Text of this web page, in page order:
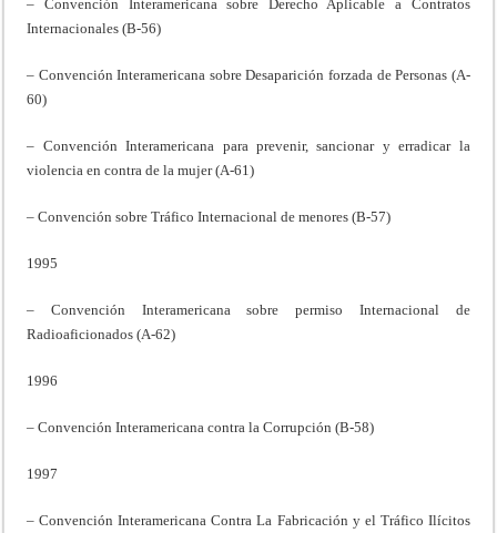
– Convención Interamericana sobre Derecho Aplicable a Contratos
Internacionales (B-56)
– Convención Interamericana sobre Desaparición forzada de Personas (A-
60)
– Convención Interamericana para prevenir, sancionar y erradicar la
violencia en contra de la mujer (A-61)
– Convención sobre Tráfico Internacional de menores (B-57)
1995
– Convención Interamericana sobre permiso Internacional de
Radioaficionados (A-62)
1996
– Convención Interamericana contra la Corrupción (B-58)
1997
– Convención Interamericana Contra La Fabricación y el Tráfico Ilícitos